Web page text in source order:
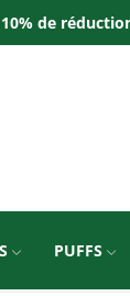
10% de
PUFFS